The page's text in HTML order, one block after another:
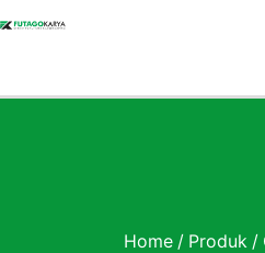
Home / Produk /